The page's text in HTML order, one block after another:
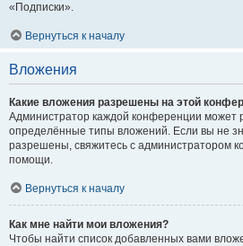
«Подписки».
Вернуться к началу
Вложения
Какие вложения разрешены на этой
Администратор каждой конференции может
определённые типы вложений. Если вы не
разрешены, свяжитесь с администратором
помощи.
Вернуться к началу
Как мне найти мои вложения?
Чтобы найти список добавленных вами